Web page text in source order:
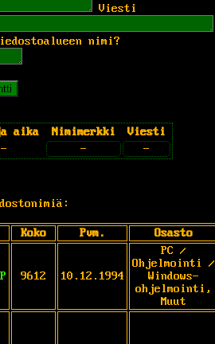
Viesti
nimi?
aika Nimimerkki
Viesti
- - -
Koko Pvm. Osasto
9612 10.12.1994
PC /
Ohjelmointi /
Windows-
ohjelmointi,
Muut